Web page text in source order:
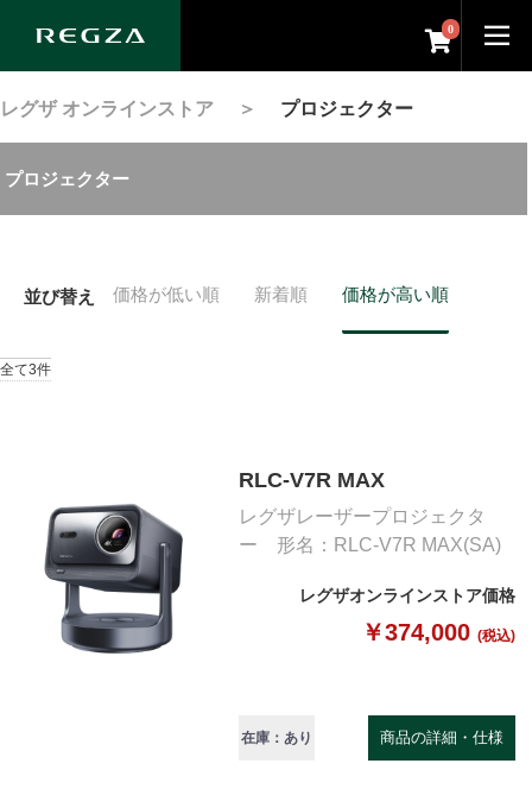
0
レグザ オンラインストア ＞ プロジェクター
プロジェクター
並び替え 価格が低い順 新着順 価格が高い順
全て3件
RLC-V7R MAX
レグザレーザープロジェクタ
ー 形名：RLC-V7R MAX(SA)
レグザオンラインストア価格
￥374,000 (税込)
在庫：あり 商品の詳細・仕様